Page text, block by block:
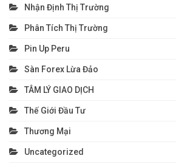
Nhận Định Thị Trường
Phân Tích Thị Trường
Pin Up Peru
Sàn Forex Lừa Đảo
TÂM LÝ GIAO DỊCH
Thế Giới Đầu Tư
Thương Mại
Uncategorized